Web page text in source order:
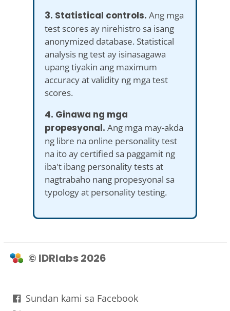
3. Statistical controls. Ang mga
test scores ay nirehistro sa isang
anonymized database. Statistical
analysis ng test ay isinasagawa
upang tiyakin ang maximum
accuracy at validity ng mga test
scores.
4. Ginawa ng mga
propesyonal. Ang mga may-akda
ng libre na online personality test
na ito ay certified sa paggamit ng
iba't ibang personality tests at
nagtrabaho nang propesyonal sa
typology at personality testing.
© IDRlabs 2026
Sundan kami sa Facebook